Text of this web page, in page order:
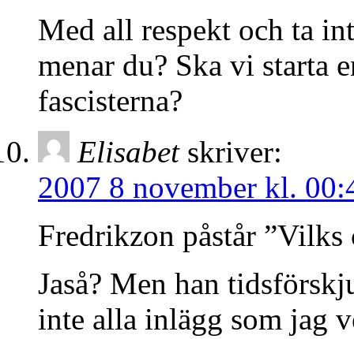
Med all respekt och ta
menar du? Ska vi starta
fascisterna?
Elisabet skriver:
2007 8 november kl.
Fredrikzon påstår ”Vilks
Jaså? Men han
inte alla inlägg som jag